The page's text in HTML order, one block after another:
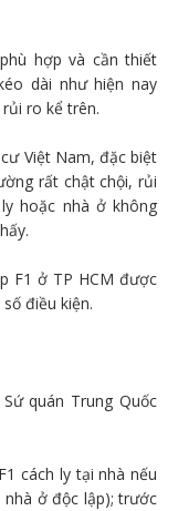
hợp và cần thiết
dài như hiện nay
ro kể trên.
Việt Nam, đặc biệt
rất chật chội, rủi
hoặc nhà ở không
F1 ở TP HCM được
điều kiện.
quán Trung Quốc
cách ly tại nhà nếu
ở độc lập); trước